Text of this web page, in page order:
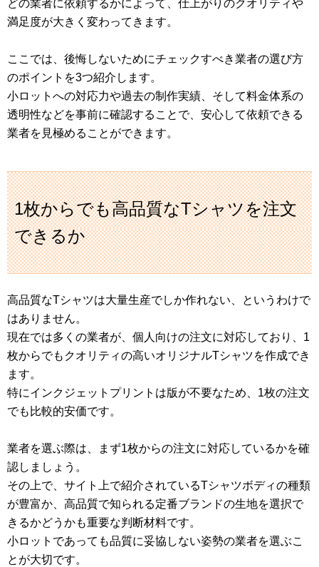
どの業者に依頼するかによって、仕上がりのクオリティや
満足度が大きく変わってきます。
ここでは、後悔しないためにチェックすべき業者の選び方
のポイントを3つ紹介します。
小ロットへの対応力や過去の制作実績、そして料金体系の
透明性などを事前に確認することで、安心して依頼できる
業者を見極めることができます。
1枚からでも高品質なTシャツを注文
できるか
高品質なTシャツは大量生産でしか作れない、というわけで
はありません。
現在では多くの業者が、個人向けの注文に対応しており、1
枚からでもクオリティの高いオリジナルTシャツを作成でき
ます。
特にインクジェットプリントは版が不要なため、1枚の注文
でも比較的安価です。
業者を選ぶ際は、まず1枚からの注文に対応しているかを確
認しましょう。
その上で、サイト上で紹介されているTシャツボディの種類
が豊富か、高品質で知られる定番ブランドの生地を選択で
きるかどうかも重要な判断材料です。
小ロットであっても品質に妥協しない姿勢の業者を選ぶこ
とが大切です。